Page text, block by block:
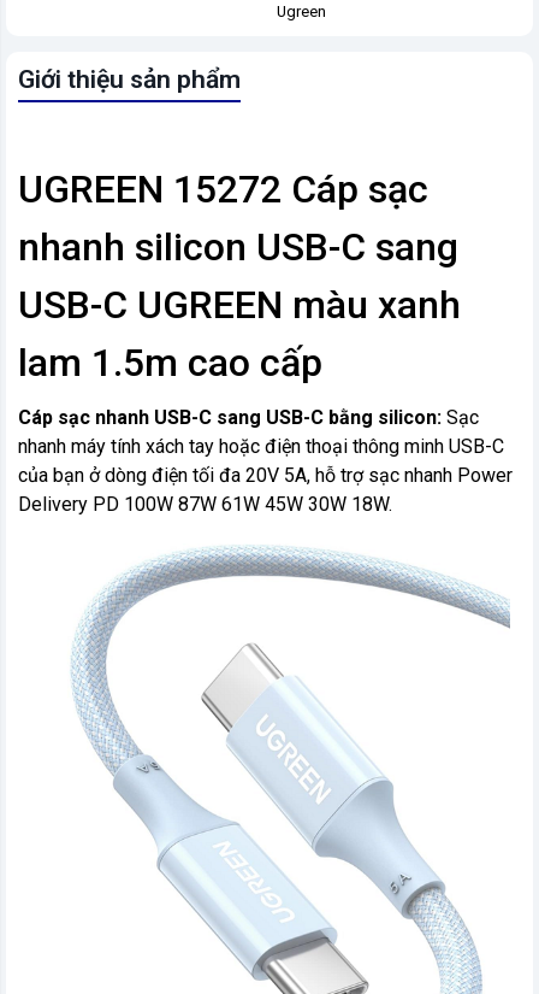
Ugreen
Giới thiệu sản phẩm
UGREEN 15272 Cáp sạc
nhanh silicon USB-C sang
USB-C UGREEN màu xanh
lam 1.5m cao cấp
Cáp sạc nhanh USB-C sang USB-C bằng silicon: Sạc
nhanh máy tính xách tay hoặc điện thoại thông minh USB-C
của bạn ở dòng điện tối đa 20V 5A, hỗ trợ sạc nhanh Power
Delivery PD 100W 87W 61W 45W 30W 18W.